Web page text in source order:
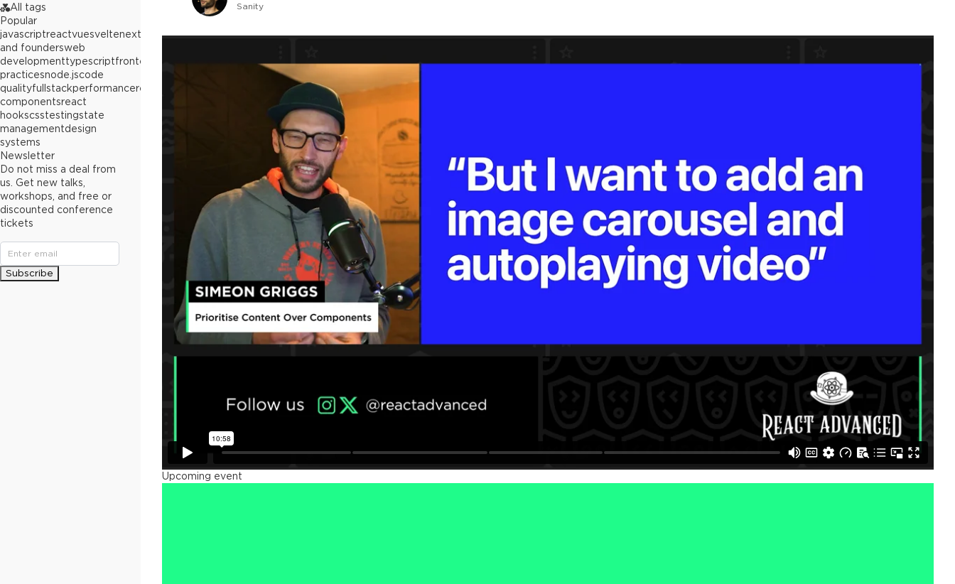
Sanity
Upcoming event
All tags
Popular
javascriptreactvuesveltenext.js
builders
and foundersweb
developmenttypescriptfrontend
practicesnode.jscode
qualityfullstackperformancereact
componentsreact
hookscsstestingstate
managementdesign
systems
Newsletter
Do not miss a deal from
us. Get new talks,
workshops, and free or
discounted conference
tickets
Subscribe